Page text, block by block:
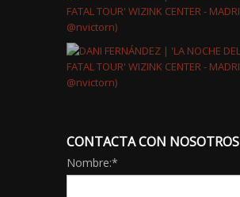
CONTACTA CON NOSOTROS
Nombre:*